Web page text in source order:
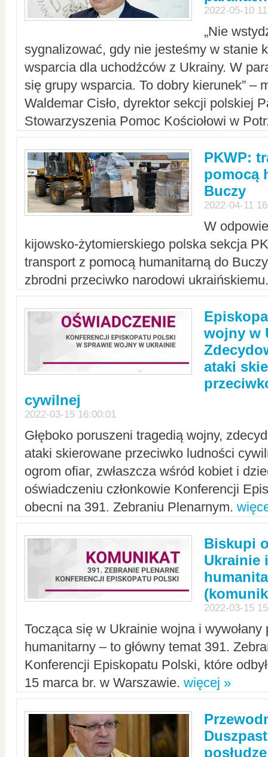
2022-05-10
„Nie
sygnalizować, gdy nie jesteśmy w stanie
wsparcia dla uchodźców z Ukrainy. W
się grupy wsparcia. To dobry kierunek” –
Waldemar Cisło, dyrektor sekcji polskiej
Stowarzyszenia Pomoc Kościołowi w
PKWP:
pomocą
Buczy
2022-04-11
W
kijowsko-żytomierskiego polska sekcja
transport z pomocą humanitarną do
zbrodni przeciwko narodowi
wojny w
ataki
cywilnej
2022-03-15 16:00:01
Głęboko poruszeni tragedią wojny,
ataki skierowane przeciwko ludności
ogrom ofiar, zwłaszcza wśród kobiet i
oświadczeniu członkowie Konferencji
obecni na 391. Zebraniu Plenarnym.
Biskupi
Ukrainie
2022-03-15
Tocząca się w Ukrainie wojna i
humanitarny – to główny temat 391.
Konferencji Episkopatu Polski, które
15 marca br. w Warszawie. więcej »